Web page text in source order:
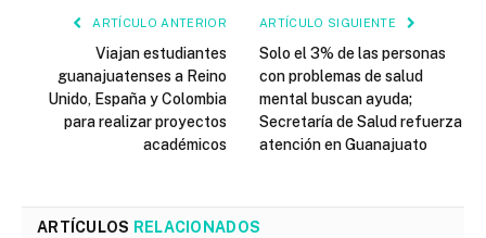
ARTÍCULO ANTERIOR
Viajan estudiantes
guanajuatenses a Reino
Unido, España y Colombia
para realizar proyectos
académicos
ARTÍCULO SIGUIENTE
Solo el 3% de las personas
con problemas de salud
mental buscan ayuda;
Secretaría de Salud refuerza
atención en Guanajuato
ARTÍCULOS RELACIONADOS